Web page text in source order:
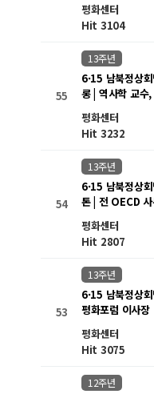
평화센터
Hit 3104
55
13주년
6·15 남북정상
롱 | 역사학 교
평화센터
Hit 3232
54
13주년
6·15 남북정상
톤 | 전 OECD
평화센터
Hit 2807
53
13주년
6·15 남북정상
평화포럼 이사장
평화센터
Hit 3075
12주년